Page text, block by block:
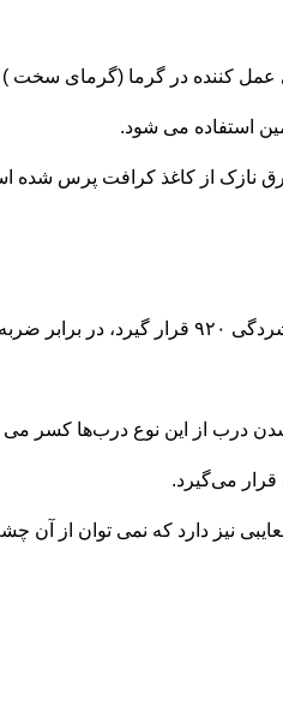
شدن درب از این نوع درب‌ها کسر می
قرار می‌گیرد.
نیز دارد که نمی توان از آن